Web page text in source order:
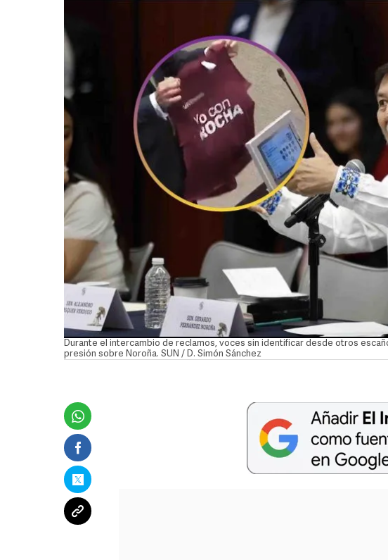
Durante el intercambio de reclamos, voces sin identificar desde otros
presión sobre Noroña. SUN / D. Simón Sánchez